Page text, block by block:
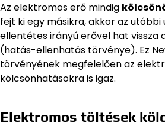
Az elektromos erő mindig
fejt ki egy másikra, akkor az utóbbi
ellentétes irányú erővel hat vissza
(hatás-ellenhatás törvénye). Ez
törvényének megfelelően az
kölcsönhatásokra is igaz.
Elektromos töltések